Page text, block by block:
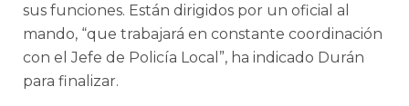
sus funciones. Están dirigidos por un oficial al
mando, “que trabajará en constante coordinación
con el Jefe de Policía Local”, ha indicado Durán
para finalizar.